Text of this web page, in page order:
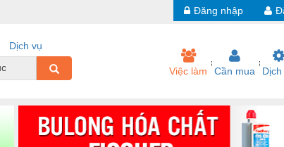
Đăng nhập
Dịch vụ
Việc làm Cần mua Dịch